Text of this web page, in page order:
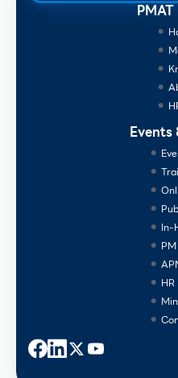
PMAT
Events
In-
PM